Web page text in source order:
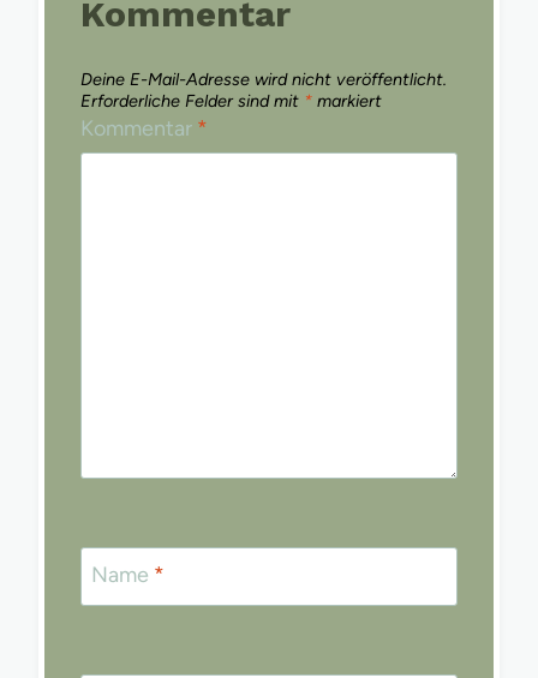
Kommentar
Deine E-Mail-Adresse wird nicht veröffentlicht.
Erforderliche Felder sind mit * markiert
Kommentar *
Name *